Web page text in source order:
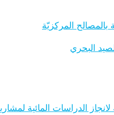
المركزيّة
البحري
الدراسات المائية